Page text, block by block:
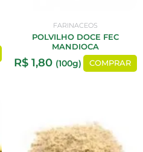
FARINACEOS
POLVILHO DOCE FEC
MANDIOCA
R$ 1,80 (100g) COMPRAR